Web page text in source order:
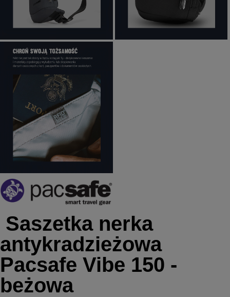
Saszetka nerka
antykradzieżowa
Pacsafe Vibe 150 -
beżowa